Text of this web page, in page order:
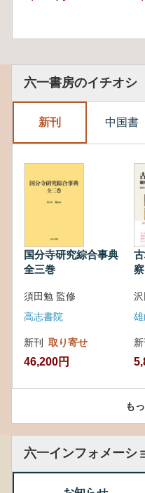
六一書房のイチオシ
新刊 中国書
国分寺研究綜合事典
全三巻
須田勉 監修
高志書院
新刊 取り寄せ
46,200円
新
も
六一インフォメーシ